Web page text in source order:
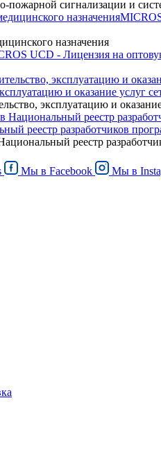
сигнализации и
назначения
UCD - Лицензия на
и оказание услуг
эксплуатацию и
реестр разработчиков
реестр
Мы в Facebook Мы в